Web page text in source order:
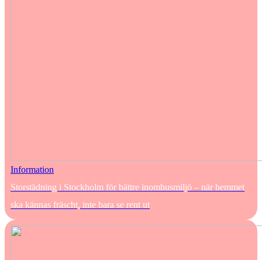
Information
Storstädning i Stockholm för bättre inomhusmiljö – när hemmet
ska kännas fräscht, inte bara se rent ut